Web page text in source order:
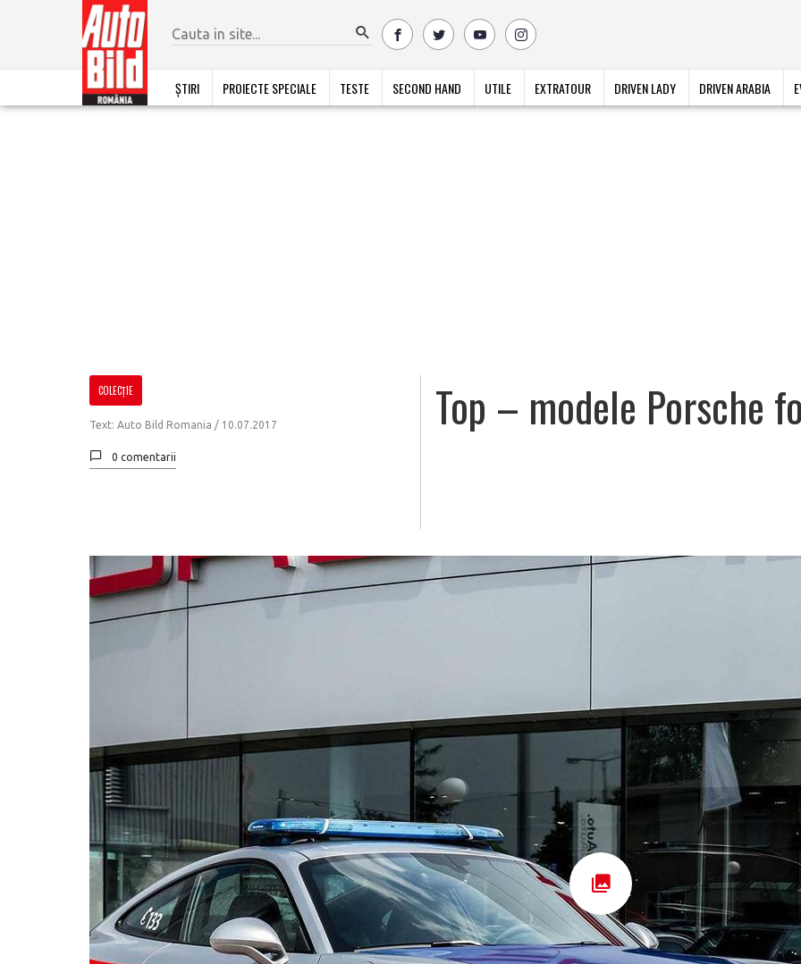
ȘTIRI PROIECTE SPECIALE TESTE SECOND HAND UTILE EXTRATOUR DRIVEN LADY DRIVEN ARABIA
COLECŢIE
Text: Auto Bild Romania / 10.07.2017
0 comentarii
Top – modele Porsche